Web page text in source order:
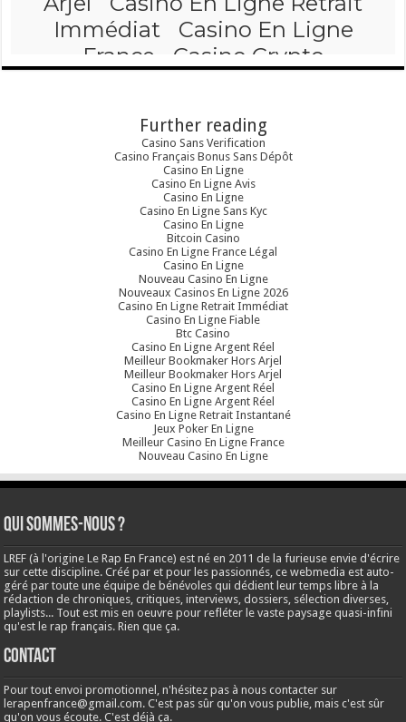
Further reading
Casino Sans Verification
Casino Français Bonus Sans Dépôt
Casino En Ligne
Casino En Ligne Avis
Casino En Ligne
Casino En Ligne Sans Kyc
Casino En Ligne
Bitcoin Casino
Casino En Ligne France Légal
Casino En Ligne
Nouveau Casino En Ligne
Nouveaux Casinos En Ligne 2026
Casino En Ligne Retrait Immédiat
Casino En Ligne Fiable
Btc Casino
Casino En Ligne Argent Réel
Meilleur Bookmaker Hors Arjel
Meilleur Bookmaker Hors Arjel
Casino En Ligne Argent Réel
Casino En Ligne Argent Réel
Casino En Ligne Retrait Instantané
Jeux Poker En Ligne
Meilleur Casino En Ligne France
Nouveau Casino En Ligne
Qui sommes-nous ?
LREF (à l'origine Le Rap En France) est né en 2011 de la furieuse envie d'écrire
sur cette discipline. Créé par et pour les passionnés, ce webmedia est auto-
géré par toute une équipe de bénévoles qui dédient leur temps libre à la
rédaction de chroniques, critiques, interviews, dossiers, sélection diverses,
playlists... Tout est mis en oeuvre pour refléter le vaste paysage quasi-infini
qu'est le rap français. Rien que ça.
Contact
Pour tout envoi promotionnel, n'hésitez pas à nous contacter sur
lerapenfrance@gmail.com. C'est pas sûr qu'on vous publie, mais c'est sûr
qu'on vous écoute. C'est déjà ça.